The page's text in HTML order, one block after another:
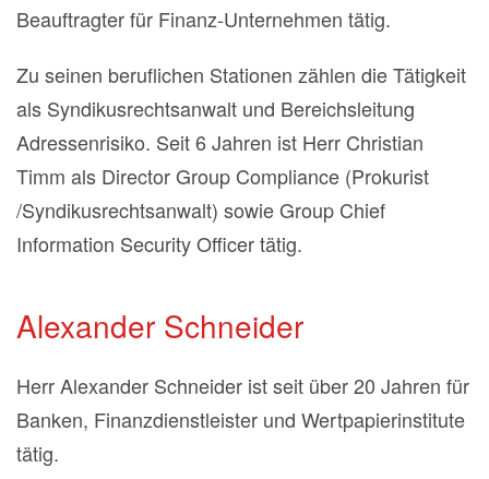
Beauftragter für Finanz-Unternehmen tätig.
Zu seinen beruflichen Stationen zählen die Tätigkeit
als Syndikusrechtsanwalt und Bereichsleitung
Adressenrisiko. Seit 6 Jahren ist Herr Christian
Timm als Director Group Compliance (Prokurist
/Syndikusrechtsanwalt) sowie Group Chief
Information Security Officer tätig.
Alexander Schneider
Herr Alexander Schneider ist seit über 20 Jahren für
Banken, Finanzdienstleister und Wertpapierinstitute
tätig.